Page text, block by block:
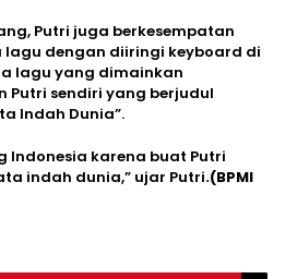
Putri juga berkesempatan
dengan diiringi keyboard di
lagu yang dimainkan
Putri sendiri yang berjudul
Indah Dunia”.
Indonesia karena buat Putri
indah dunia,” ujar Putri.(BPMI